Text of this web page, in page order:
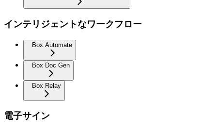
インテリジェントなワークフロー
Box Automate
Box Doc Gen
Box Relay
電子サイン